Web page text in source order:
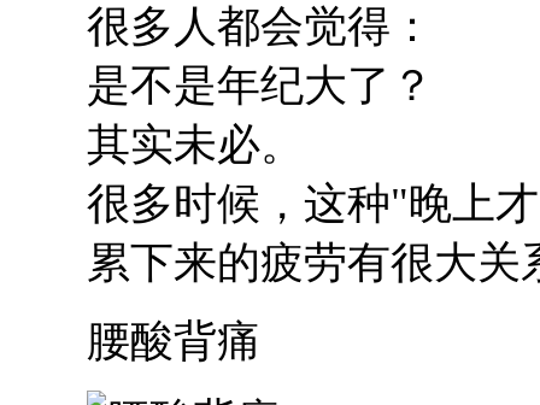
很多人都会觉得：
是不是年纪大了？
其实未必。
很多时候，这种"晚上
累下来的疲劳有很大关
腰酸背痛